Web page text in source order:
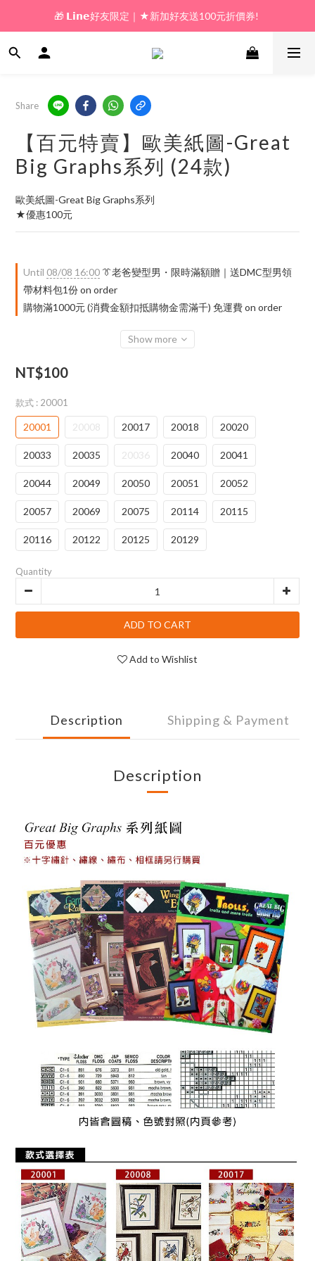
🎁 新好友購物金｜★加入新會員領券送100元!
🎁 𝗟𝗶𝗻𝗲好友限定｜★新加好友送100元折價券!
🎁 新好友購物金｜★加入新會員領券送100元!
Share
【百元特賣】歐美紙圖-Great
Big Graphs系列 (24款)
歐美紙圖-Great Big Graphs系列
★優惠100元
Until 08/08 16:00 👔老爸變型男・限時滿額贈｜送DMC型男領
帶材料包1份 on order
購物滿1000元 (消費金額扣抵購物金需滿千) 免運費 on order
Show more
NT$100
款式 : 20001
20001 20008 20017 20018 20020
20033 20035 20036 20040 20041
20044 20049 20050 20051 20052
20057 20069 20075 20114 20115
20116 20122 20125 20129
Quantity
ADD TO CART
Add to Wishlist
Description Shipping & Payment
Description